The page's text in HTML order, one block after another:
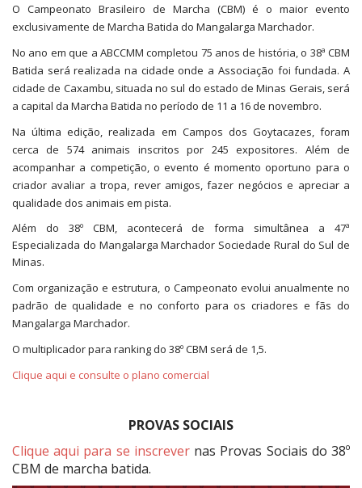
O Campeonato Brasileiro de Marcha (CBM) é o maior evento
exclusivamente de Marcha Batida do Mangalarga Marchador.
No ano em que a ABCCMM completou 75 anos de história, o 38ª CBM
Batida será realizada na cidade onde a Associação foi fundada. A
cidade de Caxambu, situada no sul do estado de Minas Gerais, será
a capital da Marcha Batida no período de 11 a 16 de novembro.
Na última edição, realizada em Campos dos Goytacazes, foram
cerca de 574 animais inscritos por 245 expositores. Além de
acompanhar a competição, o evento é momento oportuno para o
criador avaliar a tropa, rever amigos, fazer negócios e apreciar a
qualidade dos animais em pista.
Além do 38º CBM, acontecerá de forma simultânea a 47ª
Especializada do Mangalarga Marchador Sociedade Rural do Sul de
Minas.
Com organização e estrutura, o Campeonato evolui anualmente no
padrão de qualidade e no conforto para os criadores e fãs do
Mangalarga Marchador.
O multiplicador para ranking do 38º CBM será de 1,5.
Clique aqui e consulte o plano comercial
PROVAS SOCIAIS
Clique aqui para se inscrevernas Provas Sociais do 38º
CBM de marcha batida.